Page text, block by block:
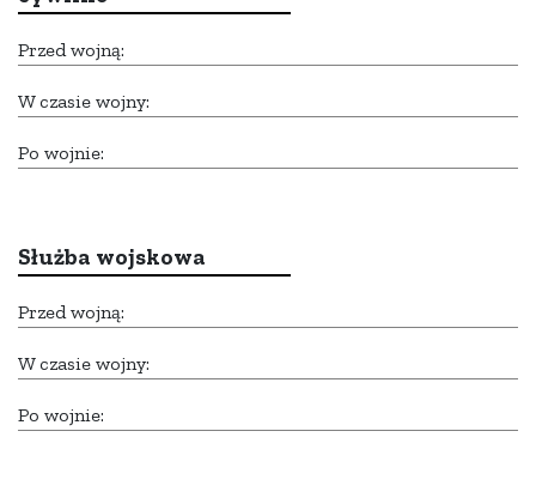
Przed wojną:
W czasie wojny:
Po wojnie:
Służba wojskowa
Przed wojną:
W czasie wojny:
Po wojnie: